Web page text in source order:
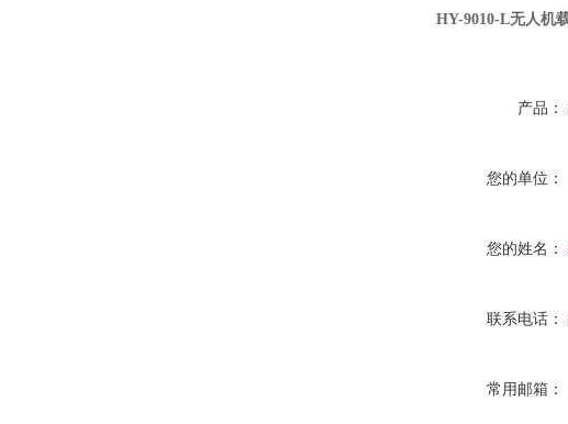
HY-9010-L无人机
产品：
您的单位：
您的姓名：
联系电话：
常用邮箱：